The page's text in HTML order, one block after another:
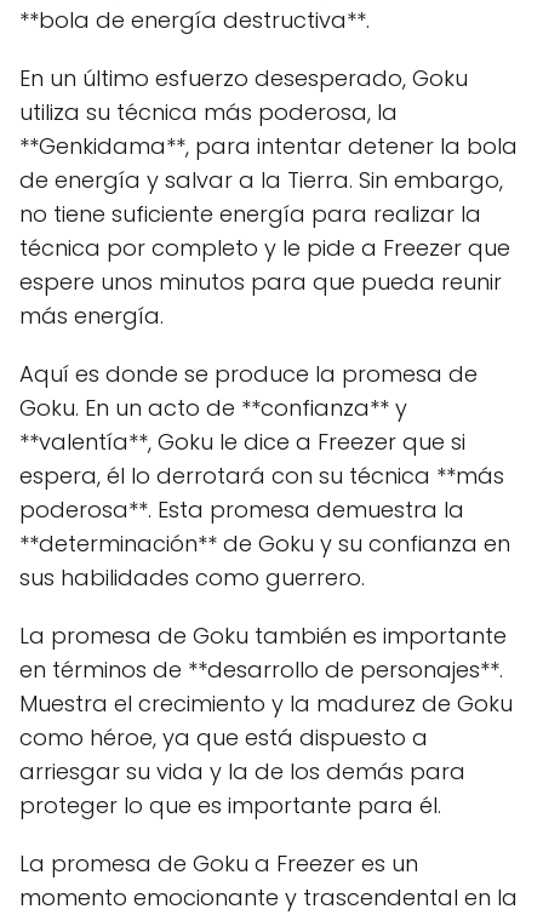
**bola de energía destructiva**.
En un último esfuerzo desesperado, Goku
utiliza su técnica más poderosa, la
**Genkidama**, para intentar detener la bola
de energía y salvar a la Tierra. Sin embargo,
no tiene suficiente energía para realizar la
técnica por completo y le pide a Freezer que
espere unos minutos para que pueda reunir
más energía.
Aquí es donde se produce la promesa de
Goku. En un acto de **confianza** y
**valentía**, Goku le dice a Freezer que si
espera, él lo derrotará con su técnica **más
poderosa**. Esta promesa demuestra la
**determinación** de Goku y su confianza en
sus habilidades como guerrero.
La promesa de Goku también es importante
en términos de **desarrollo de personajes**.
Muestra el crecimiento y la madurez de Goku
como héroe, ya que está dispuesto a
arriesgar su vida y la de los demás para
proteger lo que es importante para él.
La promesa de Goku a Freezer es un
momento emocionante y trascendental en la